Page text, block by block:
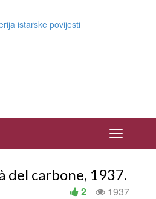
del carbone, 1937.
1937
2